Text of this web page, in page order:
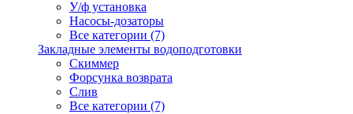
У/ф установка
Насосы-дозаторы
Все категории (7)
Закладные элементы водоподготовки
Скиммер
Форсунка возврата
Слив
Все категории (7)